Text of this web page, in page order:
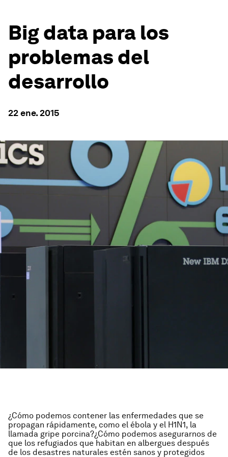
Big data para los
problemas del
desarrollo
22 ene. 2015
¿Cómo podemos contener las enfermedades que se
propagan rápidamente, como el ébola y el H1N1, la
llamada gripe porcina?¿Cómo podemos asegurarnos de
que los refugiados que habitan en albergues después
de los desastres naturales estén sanos y protegidos